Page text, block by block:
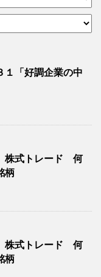
１「好調企業の中
株式トレード 何
柄
株式トレード 何
柄